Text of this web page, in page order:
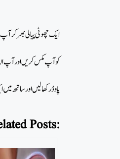
ایک چھوٹی پیالی بھر کر
کو آپ مکس کریں اور آپ ان
پاوڈر کھا لیں اور ساتھ
Posts: